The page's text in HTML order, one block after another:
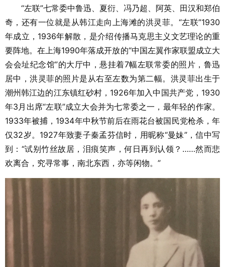
“左联”七常委中鲁迅、夏衍、冯乃超、阿英、田汉和郑伯
奇，还有一位就是从韩江走向上海滩的洪灵菲。“左联”1930
年成立，1936年解散，是介绍传播马克思主义文艺理论的重
要阵地。在上海1990年落成开放的“中国左翼作家联盟成立大
会会址纪念馆”的大厅中，悬挂着7幅左联常委的照片，鲁迅
居中，洪灵菲的照片是从右至左数为第二幅。洪灵菲出生于
潮州韩江边的江东镇红砂村，1926年加入中国共产党，1930
年3月出席“左联”成立大会并为七常委之一，最年轻的作家。
1933年被捕，1934年中秋节前后在雨花台被国民党枪杀，年
仅32岁。1927年致妻子秦孟芬信时，用昵称“曼妹”，信中写
到：“试别竹丝故居，泪痕笑声，何日再到认领？……然而悲
欢离合，究寻常事，南北东西，亦等闲物。”